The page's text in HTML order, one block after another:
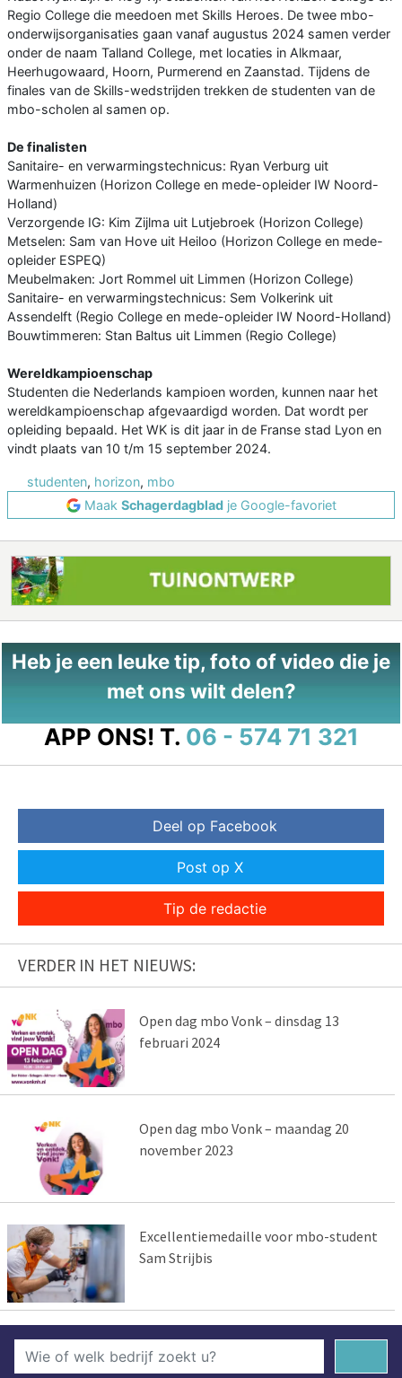
Regio College die meedoen met Skills Heroes. De twee mbo-
onderwijsorganisaties gaan vanaf augustus 2024 samen verder
onder de naam Talland College, met locaties in Alkmaar,
Heerhugowaard, Hoorn, Purmerend en Zaanstad. Tijdens de
finales van de Skills-wedstrijden trekken de studenten van de
mbo-scholen al samen op.
De finalisten
Sanitaire- en verwarmingstechnicus: Ryan Verburg uit
Warmenhuizen (Horizon College en mede-opleider IW Noord-
Holland)
Verzorgende IG: Kim Zijlma uit Lutjebroek (Horizon College)
Metselen: Sam van Hove uit Heiloo (Horizon College en mede-
opleider ESPEQ)
Meubelmaken: Jort Rommel uit Limmen (Horizon College)
Sanitaire- en verwarmingstechnicus: Sem Volkerink uit
Assendelft (Regio College en mede-opleider IW Noord-Holland)
Bouwtimmeren: Stan Baltus uit Limmen (Regio College)
Wereldkampioenschap
Studenten die Nederlands kampioen worden, kunnen naar het
wereldkampioenschap afgevaardigd worden. Dat wordt per
opleiding bepaald. Het WK is dit jaar in de Franse stad Lyon en
vindt plaats van 10 t/m 15 september 2024.
studenten, horizon, mbo
Maak Schagerdagbladje Google-favoriet
Heb je een leuke tip, foto of video die je
met ons wilt delen?
APP ONS! T. 06 - 574 71 321
Deel op Facebook
Post op X
Tip de redactie
VERDER IN HET NIEUWS:
Open dag mbo Vonk – dinsdag 13
februari 2024
Open dag mbo Vonk – maandag 20
november 2023
Excellentiemedaille voor mbo-student
Sam Strijbis